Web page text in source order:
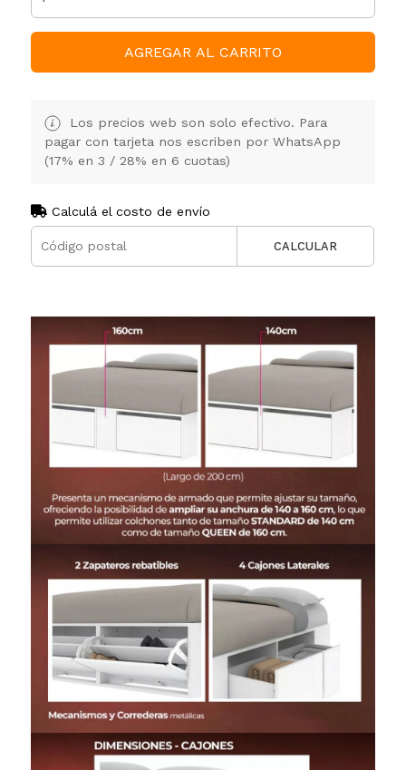
AGREGAR AL CARRITO
Los precios web son solo efectivo. Para
pagar con tarjeta nos escriben por WhatsApp
(17% en 3 / 28% en 6 cuotas)
Calculá el costo de envío
CALCULAR